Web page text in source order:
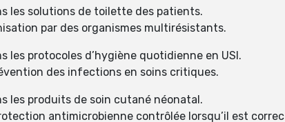
les solutions de toilette des patients.
par des organismes multirésistants.
les protocoles d’hygiène quotidienne en USI.
des infections en soins critiques.
les produits de soin cutané néonatal.
antimicrobienne contrôlée lorsqu’il est